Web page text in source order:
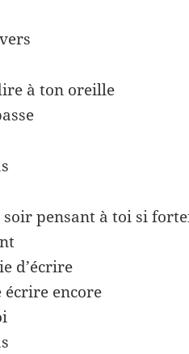
à ton oreille
pensant à toi si
d’écrire
encore